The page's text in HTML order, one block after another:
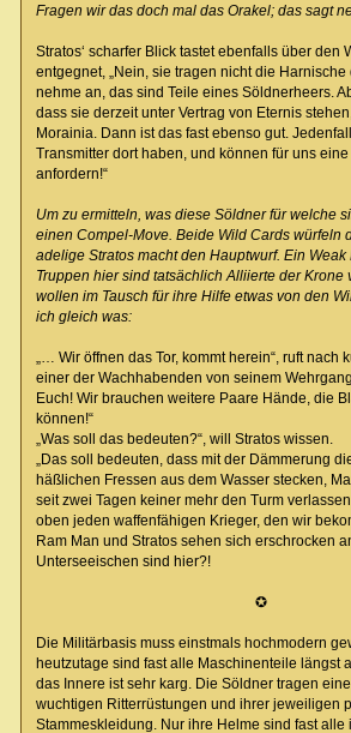
Fragen wir das doch mal das Orakel; das sagt
Stratos‘ scharfer Blick tastet ebenfalls über den
entgegnet, „Nein, sie tragen nicht die Harnische
nehme an, das sind Teile eines Söldnerheers.
dass sie derzeit unter Vertrag von Eternis
Morainia. Dann ist das fast ebenso gut.
Transmitter dort haben, und können für uns eine
anfordern!“
Um zu ermitteln, was diese Söldner für welche
einen Compel-Move. Beide Wild Cards würfeln
adelige Stratos macht den Hauptwurf. Ein Weak
Truppen hier sind tatsächlich Alliierte der Krone
wollen im Tausch für ihre Hilfe etwas von den
ich gleich was:
„… Wir öffnen das Tor, kommt herein“, ruft nach
einer der Wachhabenden von seinem
Euch! Wir brauchen weitere Paare Hände, die
können!“
„Was soll das bedeuten?“, will Stratos wissen.
„Das soll bedeuten, dass mit der Dämmerung
häßlichen Fressen aus dem Wasser stecken,
seit zwei Tagen keiner mehr den Turm
oben jeden waffenfähigen Krieger, den wir
Ram Man und Stratos sehen sich erschrocken
Unterseeischen sind hier?!
✪
Die Militärbasis muss einstmals hochmodern
heutzutage sind fast alle Maschinenteile längst
das Innere ist sehr karg. Die Söldner tragen
wuchtigen Ritterrüstungen und ihrer jeweiligen
Stammeskleidung. Nur ihre Helme sind fast alle